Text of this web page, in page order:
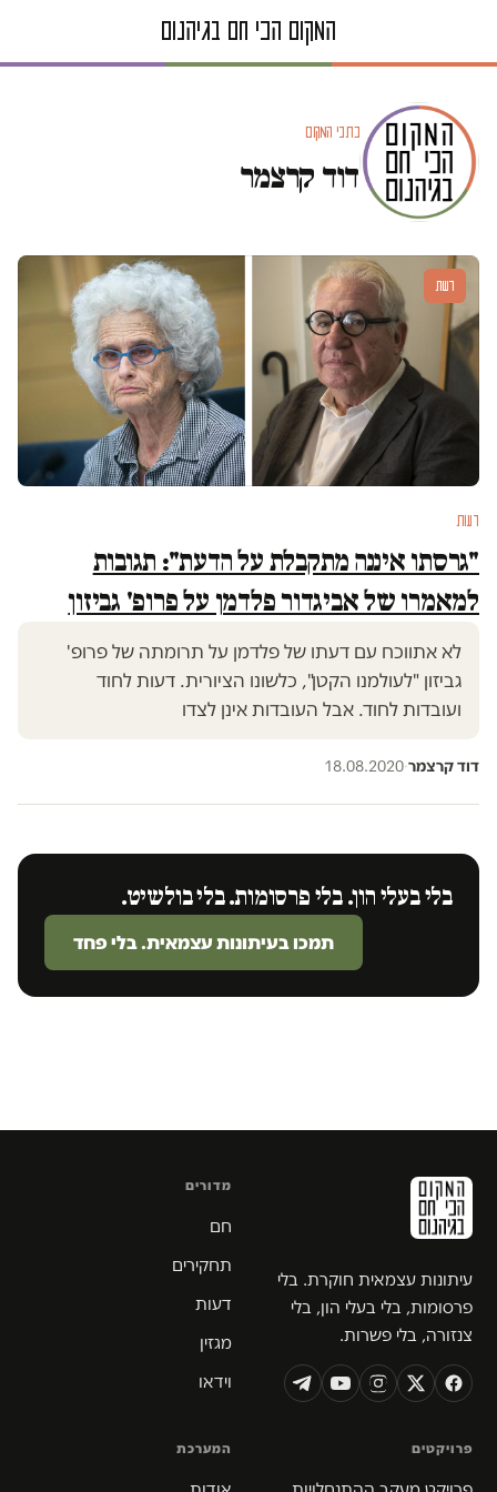
כתבי המקום
דוד קרצמר
דעות
דעות
"גרסתו איננה מתקבלת על הדעת": תגובות
למאמרו של אביגדור פלדמן על פרופ' גביזון
לא אתווכח עם דעתו של פלדמן על תרומתה של פרופ'
גביזון "לעולמנו הקטן", כלשונו הציורית. דעות לחוד
ועובדות לחוד. אבל העובדות אינן לצדו
דוד קרצמר·
18.08.2020
בלי בעלי הון. בלי פרסומות. בלי בולשיט.
תמכו בעיתונות עצמאית. בלי פחד
עיתונות עצמאית חוקרת. בלי
פרסומות, בלי בעלי הון, בלי
צנזורה, בלי פשרות.
מדורים
חם
תחקירים
דעות
מגזין
וידאו
פרויקטים המערכת